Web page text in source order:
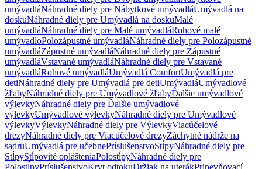
umývadláNáhradné diely pre Nábytkové umývadláUmývadlá na
doskuNáhradné diely pre Umývadlá na doskuMalé
umývadláNáhradné diely pre Malé umývadláRohové malé
umývadloPolozápustné umývadláNáhradné diely pre Polozápustné
umývadláZápustné umývadláNáhradné diely pre Zápustné
umývadláVstavané umývadláNáhradné diely pre Vstavané
umývadláRohové umývadláUmývadlá ComfortUmývadlá pre
detiNáhradné diely pre Umývadlá pre detiUmývadláUmývadlové
žľabyNáhradné diely pre Umývadlové žľabyĎalšie umývadlové
výlevkyNáhradné diely pre Ďalšie umývadlové
výlevkyUmývadlové výlevkyNáhradné diely pre Umývadlové
výlevkyVýlevkyNáhradné diely pre VýlevkyViacúčelové
drezyNáhradné diely pre Viacúčelové drezyZáchytné nádrže na
sadruUmývadlá pre učebnePríslušenstvoStĺpyNáhradné diely pre
StĺpyStĺpovité oplášteniaPolostĺpyNáhradné diely pre
PolostĺpyPríslušenstvoKryt odtokuDržiak na uterákPripevňovací